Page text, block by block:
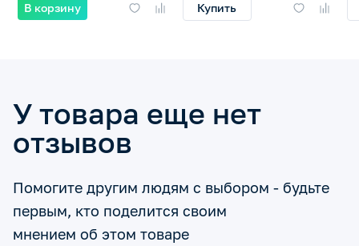
В корзину Купить
У товара еще нет
отзывов
Помогите другим людям с выбором - будьте
первым, кто поделится своим
мнением об этом товаре